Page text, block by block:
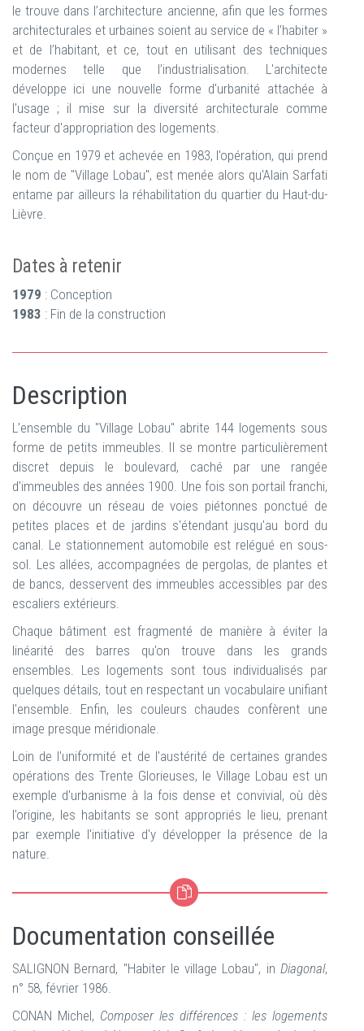
le trouve dans l’architecture ancienne, afin que les formes
architecturales et urbaines soient au service de « l’habiter »
et de l’habitant, et ce, tout en utilisant des techniques
modernes telle que l’industrialisation. L'architecte
développe ici une nouvelle forme d'urbanité attachée à
l'usage ; il mise sur la diversité architecturale comme
facteur d'appropriation des logements.
Conçue en 1979 et achevée en 1983, l'opération, qui prend
le nom de "Village Lobau", est menée alors qu'Alain Sarfati
entame par ailleurs la réhabilitation du quartier du Haut-du-
Lièvre.
Dates à retenir
1979 : Conception
1983 : Fin de la construction
Description
L’ensemble du "Village Lobau" abrite 144 logements sous
forme de petits immeubles. Il se montre particulièrement
discret depuis le boulevard, caché par une rangée
d'immeubles des années 1900. Une fois son portail franchi,
on découvre un réseau de voies piétonnes ponctué de
petites places et de jardins s'étendant jusqu'au bord du
canal. Le stationnement automobile est relégué en sous-
sol. Les allées, accompagnées de pergolas, de plantes et
de bancs, desservent des immeubles accessibles par des
escaliers extérieurs.
Chaque bâtiment est fragmenté de manière à éviter la
linéarité des barres qu'on trouve dans les grands
ensembles. Les logements sont tous individualisés par
quelques détails, tout en respectant un vocabulaire unifiant
l'ensemble. Enfin, les couleurs chaudes confèrent une
image presque méridionale.
Loin de l'uniformité et de l'austérité de certaines grandes
opérations des Trente Glorieuses, le Village Lobau est un
exemple d'urbanisme à la fois dense et convivial, où dès
l'origine, les habitants se sont appropriés le lieu, prenant
par exemple l'initiative d'y développer la présence de la
nature.
Documentation conseillée
SALIGNON Bernard, "Habiter le village Lobau", in Diagonal,
n° 58, février 1986.
CONAN Michel, Composer les différences : les logements